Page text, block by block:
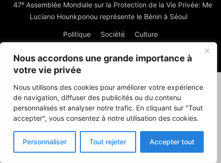
Nous accordons une grande importance à
votre vie privée
Nous utilisons des cookies pour améliorer votre expérience
de navigation, diffuser des publicités ou du contenu
personnalisés et analyser notre trafic. En cliquant sur "Tout
accepter", vous consentez à notre utilisation des cookies.
Personnaliser Tout rejeter Accepter tout
47ᵉ Assemblée Mondiale sur la Protection de la Vie Privée: Me
Luciano Hounkponou représente le Bénin à Séoul
Politique Société Culture
© Powered by digitXplus Francophone